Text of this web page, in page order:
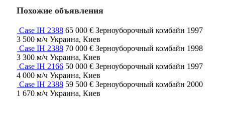
Похожие объявления
Case IH 2388 65 000 € Зерноуборочный комбайн 1997
3 500 м/ч Украина, Киев
Case IH 2388 70 000 € Зерноуборочный комбайн 1998
3 300 м/ч Украина, Киев
Case IH 2166 50 000 € Зерноуборочный комбайн 1997
4 000 м/ч Украина, Киев
Case IH 2388 59 500 € Зерноуборочный комбайн 2000
1 670 м/ч Украина, Киев